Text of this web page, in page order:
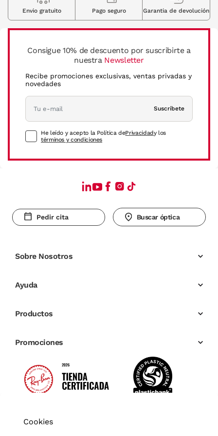
Consigue 10% de descuento por suscribirte a
nuestra Newsletter
Recibe promociones exclusivas, ventas privadas y
novedades
Suscríbete
He leído y acepto la Política dePrivacidady los
términos y condiciones
Envio gratuito Pago seguro Garantia de devolución
Pedir cita Buscar óptica
Sobre Nosotros
Ayuda
Productos
Promociones
Cookies